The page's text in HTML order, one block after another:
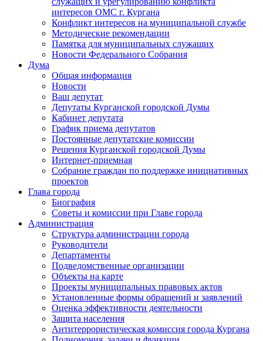
интересов ОМС г. Кургана
Конфликт интересов на муниципальной службе
Методические рекомендации
Памятка для муниципальных служащих
Новости Федерального Cобрания
Дума
Общая информация
Новости
Ваш депутат
Депутаты Курганской городской Думы
Кабинет депутата
График приема депутатов
Постоянные депутатские комиссии
Решения Курганской городской Думы
Интернет-приемная
Собрание граждан по поддержке инициативных
проектов
Глава города
Биография
Советы и комиссии при Главе города
Администрация
Структура администрации города
Руководители
Департаменты
Подведомственные организации
Объекты на карте
Проекты муниципальных правовых актов
Установленные формы обращений и заявлений
Оценка эффективности деятельности
Защита населения
Антитеррористическая комиссия города Кургана